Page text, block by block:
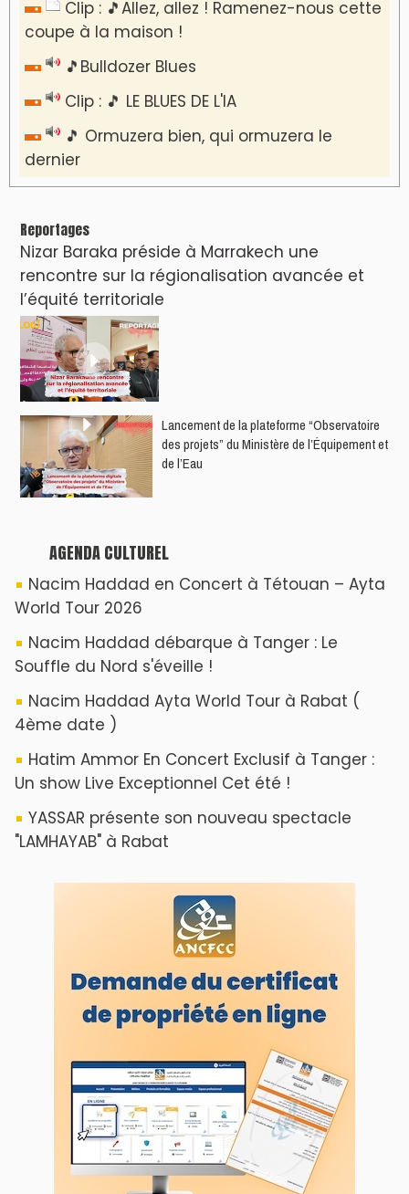
Clip : 🎵Allez, allez ! Ramenez-nous cette
coupe à la maison !
🎵Bulldozer Blues
Clip : 🎵 LE BLUES DE L'IA
🎵 Ormuzera bien, qui ormuzera le
dernier
Reportages
Nizar Baraka préside à Marrakech une
rencontre sur la régionalisation avancée et
l’équité territoriale
​Lancement de la plateforme “Observatoire
des projets” du Ministère de l’Équipement et
de l’Eau
AGENDA CULTUREL
Nacim Haddad en Concert à Tétouan – Ayta
World Tour 2026
Nacim Haddad débarque à Tanger : Le
Souffle du Nord s'éveille !
Nacim Haddad Ayta World Tour à Rabat (
4ème date )
Hatim Ammor En Concert Exclusif à Tanger :
Un show Live Exceptionnel Cet été !
YASSAR présente son nouveau spectacle
"LAMHAYAB" à Rabat